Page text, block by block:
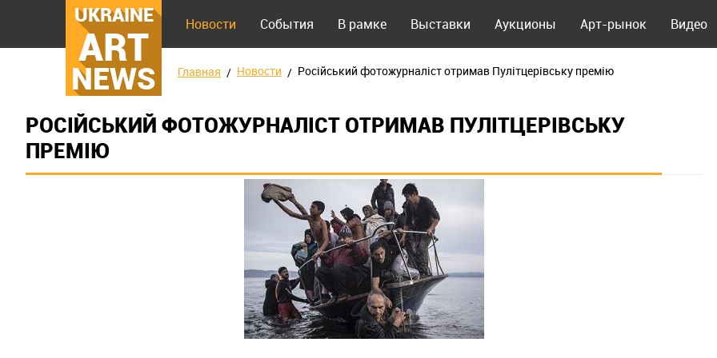
UKRAINE
ART
NEWS
Новости События В рамке Выставки Аукционы Арт-рынок Видео
Главная Новости Російський фотожурналіст отримав Пулітцерівську премію
РОСІЙСЬКИЙ ФОТОЖУРНАЛІСТ ОТРИМАВ ПУЛІТЦЕРІВСЬКУ
ПРЕМІЮ